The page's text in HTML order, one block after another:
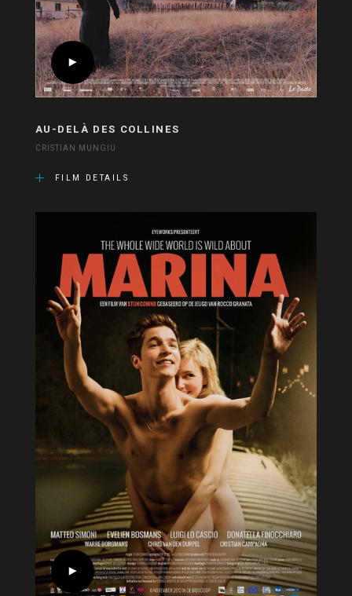
AU-DELÀ DES COLLINES
CRISTIAN MUNGIU
FILM DETAILS